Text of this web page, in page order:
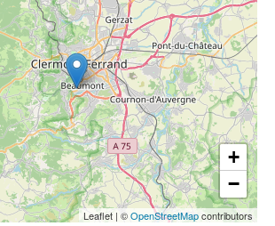
+
−
Leaflet | ©OpenStreetMapcontributors